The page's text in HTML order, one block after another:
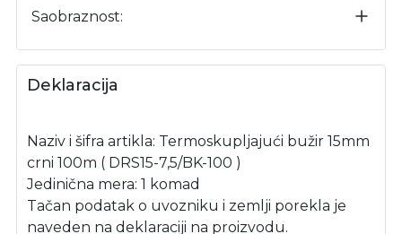
Saobraznost:
Deklaracija
Naziv i šifra artikla: Termoskupljajući bužir 15mm
crni 100m ( DRS15-7,5/BK-100 )
Jedinična mera: 1 komad
Tačan podatak o uvozniku i zemlji porekla je
naveden na deklaraciji na proizvodu.